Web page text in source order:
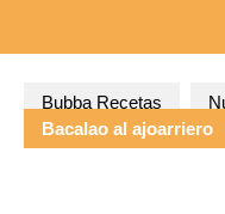
Bubba Recetas
Bacalao al ajoarriero